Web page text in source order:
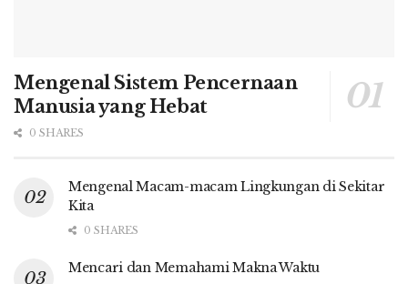
Mengenal Sistem Pencernaan
Manusia yang Hebat
0 SHARES
Mengenal Macam-macam Lingkungan di Sekitar
Kita
0 SHARES
Mencari dan Memahami Makna Waktu